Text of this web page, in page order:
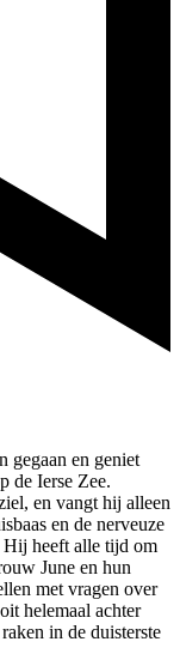
gegaan en geniet
de Ierse Zee.
en vangt hij alleen
en de nerveuze
Hij heeft alle tijd om
June en hun
met vragen over
helemaal achter
in de duisterste